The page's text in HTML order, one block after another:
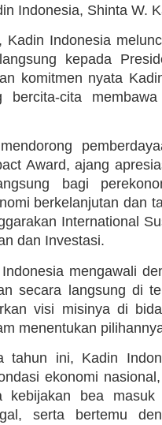
Indonesia, Shinta W.
Kadin Indonesia
kepada
komitmen nyata
bercita-cita
Award, ajang
bagi
berkelanjutan dan
International
dan Investasi.
mengawali
secara langsung di
visi misinya di
menentukan
tahun ini, Kadin
ekonomi
kebijakan bea
serta bertemu